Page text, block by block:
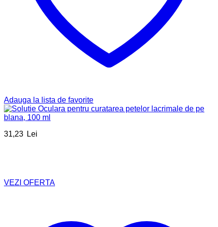
Adauga la lista de favorite
31,23 Lei
VEZI OFERTA